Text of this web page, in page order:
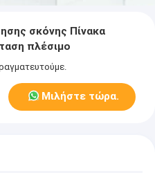
σκόνης Πίνακα
πλέσιμο
Μιλήστε τώρα.